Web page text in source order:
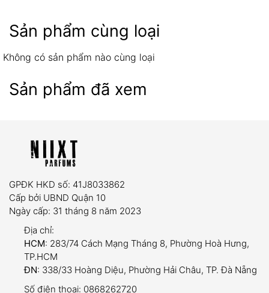
chính hãng 100%
07 ngày
trong quá trình vận chuyển.
Giao sai mẫu mã, số lượng so với đơn đặt hàng.
Yêu cầu: Sản phẩm còn nguyên tem niêm phong,
chưa qua sử dụng và có hóa đơn mua hàng đi
kèm.
dung tích trải nghiệm (5ml và
Sản phẩm cùng loại
Không có sản phẩm nào cùng loại
Sản phẩm đã xem
GPĐK HKD số: 41J8033862
Cấp bởi UBND Quận 10
Ngày cấp: 31 tháng 8 năm 2023
Địa chỉ:
HCM: 283/74 Cách Mạng Tháng 8, Phường Hoà Hưng,
TP.HCM
ĐN: 338/33 Hoàng Diệu, Phường Hải Châu, TP. Đà Nẵng
Số điện thoại: 0868262720